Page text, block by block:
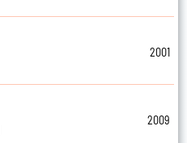
2001
2009